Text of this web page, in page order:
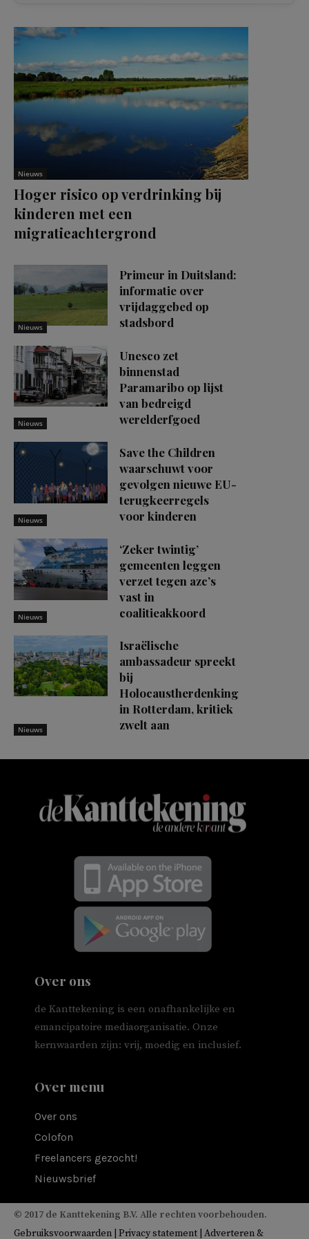
Nieuws
Hoger risico op verdrinking bij
kinderen met een
migratieachtergrond
Nieuws
Primeur in Duitsland:
informatie over
vrijdaggebed op
stadsbord
Nieuws
Unesco zet
binnenstad
Paramaribo op lijst
van bedreigd
werelderfgoed
Nieuws
Save the Children
waarschuwt voor
gevolgen nieuwe EU-
terugkeerregels
voor kinderen
Nieuws
‘Zeker twintig’
gemeenten leggen
verzet tegen azc’s
vast in
coalitieakkoord
Nieuws
Israëlische
ambassadeur spreekt
bij
Holocaustherdenking
in Rotterdam, kritiek
zwelt aan
Over ons
de Kanttekening is een onafhankelijke en
emancipatoire mediaorganisatie. Onze
kernwaarden zijn: vrij, moedig en inclusief.
Over menu
Over ons
Colofon
Freelancers gezocht!
Nieuwsbrief
© 2017 de Kanttekening B.V. Alle rechten voorbehouden.
Gebruiksvoorwaarden Privacy statement Adverteren &